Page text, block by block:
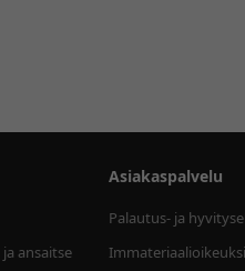
ansaitse
Asiakaspalvelu
Palautus- ja